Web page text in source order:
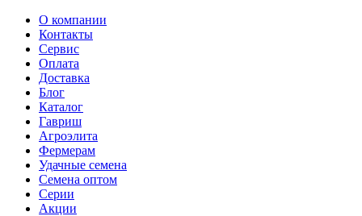
О компании
Контакты
Сервис
Оплата
Доставка
Блог
Каталог
Гавриш
Агроэлита
Фермерам
Удачные семена
Семена оптом
Серии
Акции